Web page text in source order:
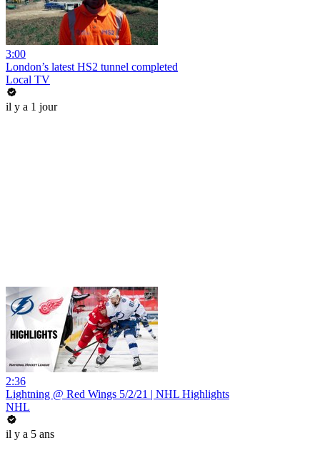
3:00
London’s latest HS2 tunnel completed
Local TV
il y a 1 jour
2:36
Lightning @ Red Wings 5/2/21 | NHL Highlights
NHL
il y a 5 ans